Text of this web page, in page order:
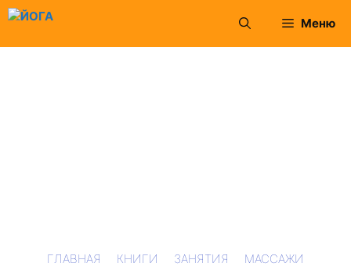
Перейти
содержимому
Меню
ГЛАВНАЯ КНИГИ ЗАНЯТИЯ
МАССАЖИ